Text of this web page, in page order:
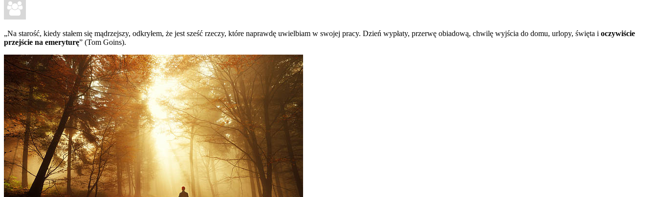
„Na starość, kiedy stałem się mądrzejszy, odkryłem, że jest sześć rzeczy, które naprawdę uwielbiam w swojej pracy. Dzień wypłaty, przerwę obiadową, chwilę wyjścia do domu, urlopy, święta i oczywiście
przejście na emeryturę” (Tom Goins).